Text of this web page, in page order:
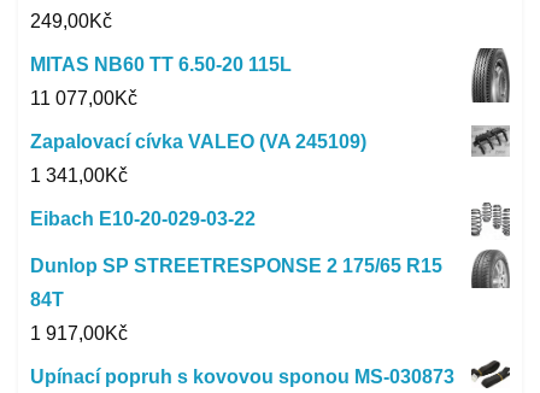
249,00Kč
MITAS NB60 TT 6.50-20 115L
11 077,00Kč
Zapalovací cívka VALEO (VA 245109)
1 341,00Kč
Eibach E10-20-029-03-22
Dunlop SP STREETRESPONSE 2 175/65 R15
84T
1 917,00Kč
Upínací popruh s kovovou sponou MS-030873